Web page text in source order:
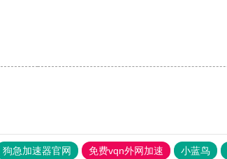
狗急加速器官网 免费vqn外网加速 小蓝鸟